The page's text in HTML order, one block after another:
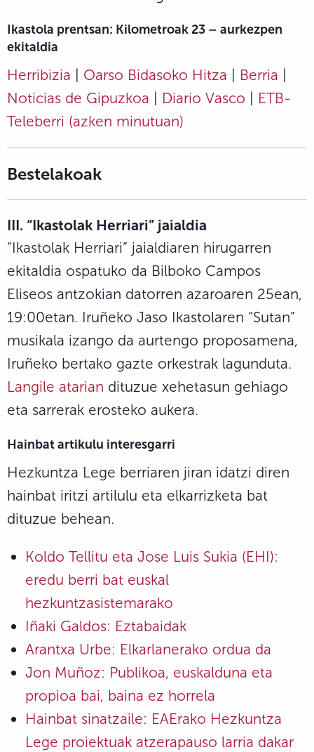
Ikastola prentsan: Kilometroak 23 – aurkezpen
ekitaldia
Herribizia Oarso Bidasoko Hitza Berria
Noticias de Gipuzkoa
Diario Vasco
ETB-
Teleberri (azken minutuan)
Bestelakoak
III. “Ikastolak Herriari” jaialdia
“Ikastolak Herriari” jaialdiaren hirugarren
ekitaldia ospatuko da Bilboko Campos
Eliseos antzokian datorren azaroaren 25ean,
19:00etan. Iruñeko Jaso Ikastolaren “Sutan”
musikala izango da aurtengo proposamena,
Iruñeko bertako gazte orkestrak lagunduta.
Langile atarian dituzue xehetasun gehiago
eta sarrerak erosteko aukera.
Hainbat artikulu interesgarri
Hezkuntza Lege berriaren jiran idatzi diren
hainbat iritzi artilulu eta elkarrizketa bat
dituzue behean.
Koldo Tellitu eta Jose Luis Sukia (EHI):
eredu berri bat euskal
hezkuntzasistemarako
Iñaki Galdos: Eztabaidak
Arantxa Urbe: Elkarlanerako ordua da
Jon Muñoz: Publikoa, euskalduna eta
propioa bai, baina ez horrela
Hainbat sinatzaile: EAErako Hezkuntza
Lege proiektuak atzerapauso larria dakar